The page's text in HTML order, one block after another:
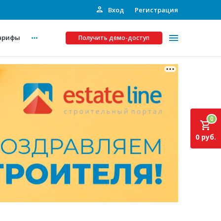
Вход Регистрация
Получить демо-доступ
Платные услуги
Рекламодателям
Инвестпроекты
Подписка на Базу
0
0 руб.